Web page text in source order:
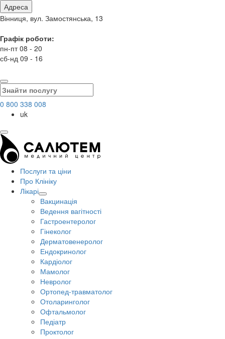
Адреса
Вінниця, вул. Замостянська, 13
Графік роботи:
пн-пт 08 - 20
сб-нд 09 - 16
0 800 338 008
uk
Послуги та ціни
Про Клініку
Лікарі
Вакцинація
Ведення вагітності
Гастроентеролог
Гінеколог
Дерматовенеролог
Ендокринолог
Кардіолог
Мамолог
Невролог
Ортопед-травматолог
Отоларинголог
Офтальмолог
Педіатр
Проктолог